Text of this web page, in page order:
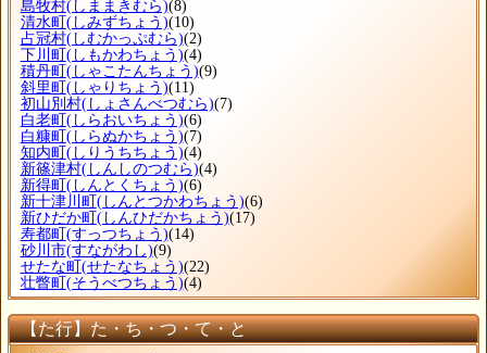
島牧村(しままきむら)(8)
清水町 (しみずちょう)(10)
占冠村(しむかっぷむら)(2)
下川町 (しもかわちょう)(4)
積丹町 (しゃこたんちょう)(9)
斜里町 (しゃりちょう)(11)
初山別村(しょさんべつむら)(7)
白老町 (しらおいちょう)(6)
白糠町 (しらぬかちょう)(7)
知内町 (しりうちちょう)(4)
新篠津村(しんしのつむら)(4)
新得町 (しんとくちょう)(6)
新十津川町 (しんとつかわちょう)(6)
新ひだか町 (しんひだかちょう)(17)
寿都町 (すっつちょう)(14)
砂川市(すながわし)(9)
せたな町 (せたなちょう)(22)
壮瞥町 (そうべつちょう)(4)
【た行】た・ち・つ・て・と